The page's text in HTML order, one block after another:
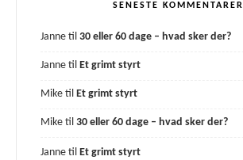
SENESTE KOMMENTARER
Janne til 30 eller 60 dage – hvad sker der?
Janne til Et grimt styrt
Mike til Et grimt styrt
Mike til 30 eller 60 dage – hvad sker der?
Janne til Et grimt styrt